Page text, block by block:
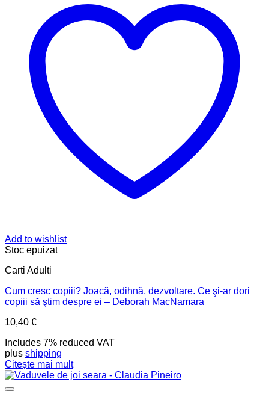
Add to wishlist
Stoc epuizat
Carti Adulti
Cum cresc copiii? Joacă, odihnă, dezvoltare. Ce şi-ar dori
copiii să ştim despre ei – Deborah MacNamara
10,40 €
Includes 7% reduced VAT
plus shipping
Citește mai mult